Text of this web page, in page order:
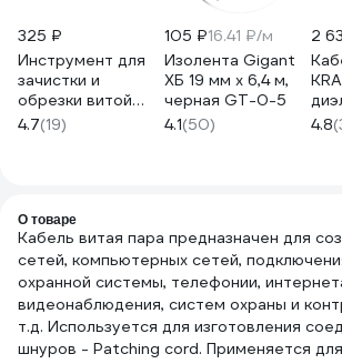
325 ₽
Инструмент для
зачистки и
обрезки витой
пары REXANT 12-
4042
4.7(19)
105 ₽16.41 ₽/м
Изолента Gigant
ХБ 19 мм х 6,4 м,
черная GT-0-5
4.1(50)
2
4.8
О товаре
Кабель витая пара предназначен для
сетей, компьютерных сетей,
охранной системы, телефонии,
видеонаблюдения, систем охраны и
т.д. Используется для изготовления
шнуров - Patching cord. Применяется